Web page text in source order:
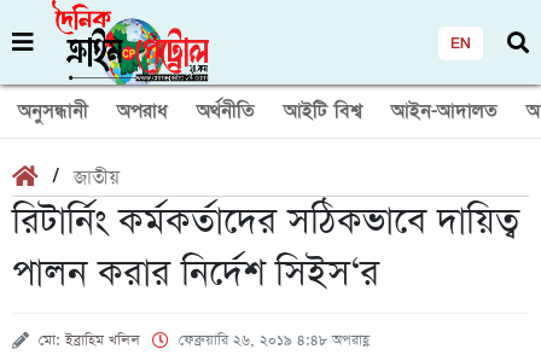
EN
অনুসন্ধানী অপরাধ অর্থনীতি আইটি বিশ্ব আইন-আদালত
/জাতীয়
রিটার্নিং কর্মকর্তাদের সঠিকভাবে দায়িত্ব
পালন করার নির্দেশ সিইস‘র
মো: ইব্রাহিম খলিল ফেব্রুয়ারি ২৬, ২০১৯ ৪:৪৮ অপরাহ্ণ